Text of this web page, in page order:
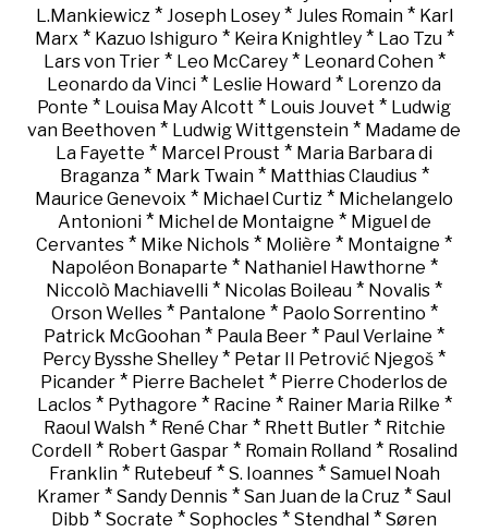
L.Mankiewicz* Joseph Losey* Jules Romain* Karl
Marx * Kazuo Ishiguro * Keira Knightley* Lao Tzu*
Lars von Trier* Leo McCarey* Leonard Cohen*
Leonardo da Vinci * Leslie Howard * Lorenzo da
Ponte * Louisa May Alcott * Louis Jouvet * Ludwig
van Beethoven * Ludwig Wittgenstein * Madame de
La Fayette * Marcel Proust * Maria Barbara di
Braganza* Mark Twain* Matthias Claudius*
Maurice Genevoix * Michael Curtiz * Michelangelo
Antonioni* Michel de Montaigne * Miguel de
Cervantes * Mike Nichols * Molière * Montaigne *
Napoléon Bonaparte * Nathaniel Hawthorne *
Niccolò Machiavelli * Nicolas Boileau * Novalis *
Orson Welles* Pantalone * Paolo Sorrentino *
Patrick McGoohan * Paula Beer * Paul Verlaine *
Percy Bysshe Shelley * Petar II Petrović Njegoš *
Picander * Pierre Bachelet * Pierre Choderlos de
Laclos* Pythagore * Racine * Rainer Maria Rilke *
Raoul Walsh* René Char* Rhett Butler* Ritchie
Cordell * Robert Gaspar* Romain Rolland* Rosalind
Franklin* Rutebeuf* S. Ioannes* Samuel Noah
Kramer * Sandy Dennis * San Juan de la Cruz * Saul
Dibb * Socrate * Sophocles * Stendhal * Søren